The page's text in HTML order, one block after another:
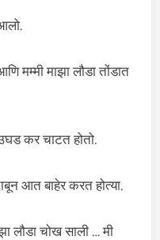
मम्मी माझा लौडा तोंडात
कर चाटत होतो.
आत बाहेर करत होत्या.
लौडा चोख साली … मी